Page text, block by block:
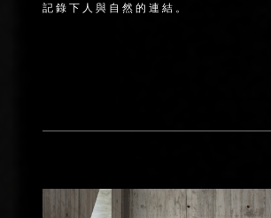
記錄下人與自然的連結。